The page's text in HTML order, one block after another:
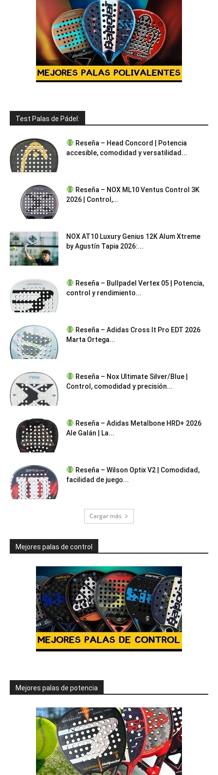
Test Palas de Pádel:
Reseña – Head Concord | Potencia
accesible, comodidad y versatilidad...
Reseña – NOX ML10 Ventus Control 3K
2026 | Control,...
NOX AT10 Luxury Genius 12K Alum Xtreme
by Agustín Tapia 2026:...
Reseña – Bullpadel Vertex 05 | Potencia,
control y rendimiento...
Reseña – Adidas Cross It Pro EDT 2026
Marta Ortega...
Reseña – Nox Ultimate Silver/Blue |
Control, comodidad y precisión...
Reseña – Adidas Metalbone HRD+ 2026
Ale Galán | La...
Reseña – Wilson Optix V2 | Comodidad,
facilidad de juego...
Cargar más
Mejores palas de control
Mejores palas de potencia